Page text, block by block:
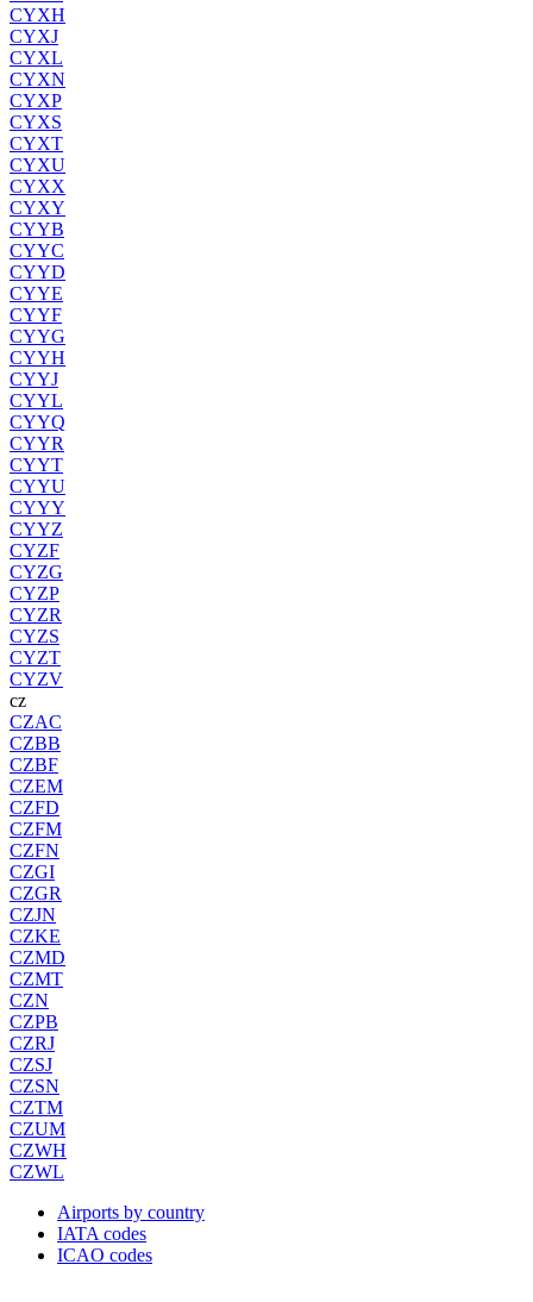
CYXH
CYXJ
CYXL
CYXN
CYXP
CYXS
CYXT
CYXU
CYXX
CYXY
CYYB
CYYC
CYYD
CYYE
CYYF
CYYG
CYYH
CYYJ
CYYL
CYYQ
CYYR
CYYT
CYYU
CYYY
CYYZ
CYZF
CYZG
CYZP
CYZR
CYZS
CYZT
CYZV
cz
CZAC
CZBB
CZBF
CZEM
CZFD
CZFM
CZFN
CZGI
CZGR
CZJN
CZKE
CZMD
CZMT
CZN
CZPB
CZRJ
CZSJ
CZSN
CZTM
CZUM
CZWH
CZWL
Airports by country
IATA codes
ICAO codes